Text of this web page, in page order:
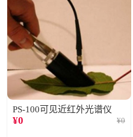
PS-100可见近红外光谱仪
¥0 ¥0